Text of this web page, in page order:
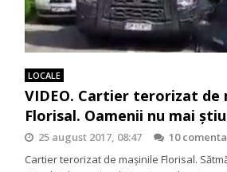
LOCALE
VIDEO. Cartier terorizat de
Florisal. Oamenii nu mai
25 august 2017, 08:47
10
Cartier terorizat de maşinile Florisal.